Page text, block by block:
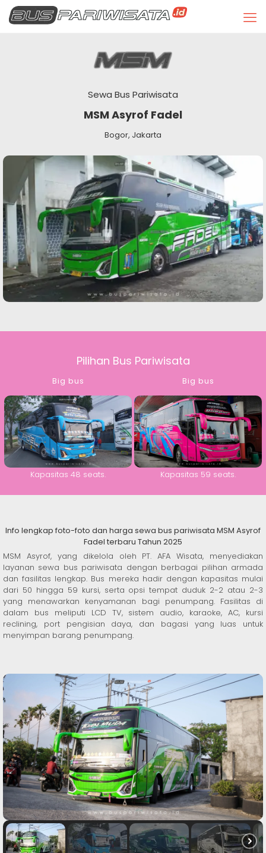
Sewa Bus Pariwisata
MSM Asyrof Fadel
Bogor, Jakarta
Pilihan Bus Pariwisata
Big bus
Kapasitas 48 seats.
Big bus
Kapasitas 59 seats.
Info lengkap foto-foto dan harga sewa bus pariwisata MSM Asyrof
Fadel terbaru Tahun 2025
MSM Asyrof, yang dikelola oleh PT. AFA Wisata, menyediakan
layanan sewa bus pariwisata dengan berbagai pilihan armada
dan fasilitas lengkap. Bus mereka hadir dengan kapasitas mulai
dari 50 hingga 59 kursi, serta opsi tempat duduk 2-2 atau 2-3
yang menawarkan kenyamanan bagi penumpang. Fasilitas di
dalam bus meliputi LCD TV, sistem audio, karaoke, AC, kursi
reclining, port pengisian daya, dan bagasi yang luas untuk
menyimpan barang penumpang.